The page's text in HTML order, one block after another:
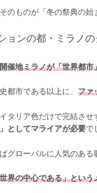
のものが「冬の祭典の始
ョンの都・ミラノ
開催地ミラノが「世界都市
都市である以上に、 ファ
タリア色だけで完結さ
としてマライアが必要で
グローバルに人気のある
界の中心である」とい